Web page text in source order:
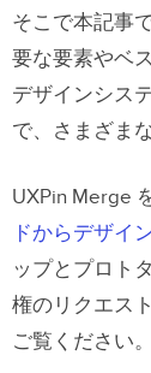
そこで本記事
要な要素やベ
デザインシス
で、さまざま
UXPin Merge
ドからデザイ
ップとプロト
権のリクエス
ご覧ください。